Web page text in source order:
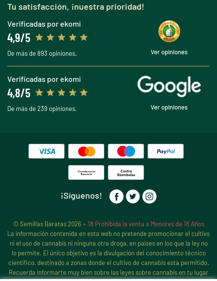
Tu satisfacción, ¡nuestra prioridad!
Verificadas por ekomi
4,9/5
De más de 893 opiniones. Ver opiniones
Verificadas por ekomi
4,8/5
De más de 239 opiniones. Ver opiniones
¡Síguenos!
© Semillas Baratas 2026 + 18 Prohibida la venta a Menores de 18 Años
La información contenida en esta web no pretende promocionar el cultivo
ni el uso de cannabis ni ninguna otra droga, en países en los que la ley no
lo permite. El único objetivo es la divulgación del conocimiento técnico
científico, destinado a zonas donde el cultivo de cannabis esta permitido.
Recuerda informarte muy bien sobre las leyes sobre cannabis en tu lugar